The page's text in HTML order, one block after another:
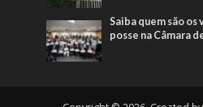
Saiba quem são
posse na Câmara